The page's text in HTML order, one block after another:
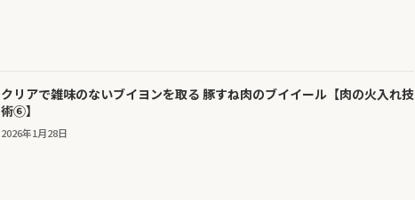
クリアで雑味のないブイヨンを取る 豚すね肉のブイイール【肉の火入れ技
術⑥】
2026年1月28日